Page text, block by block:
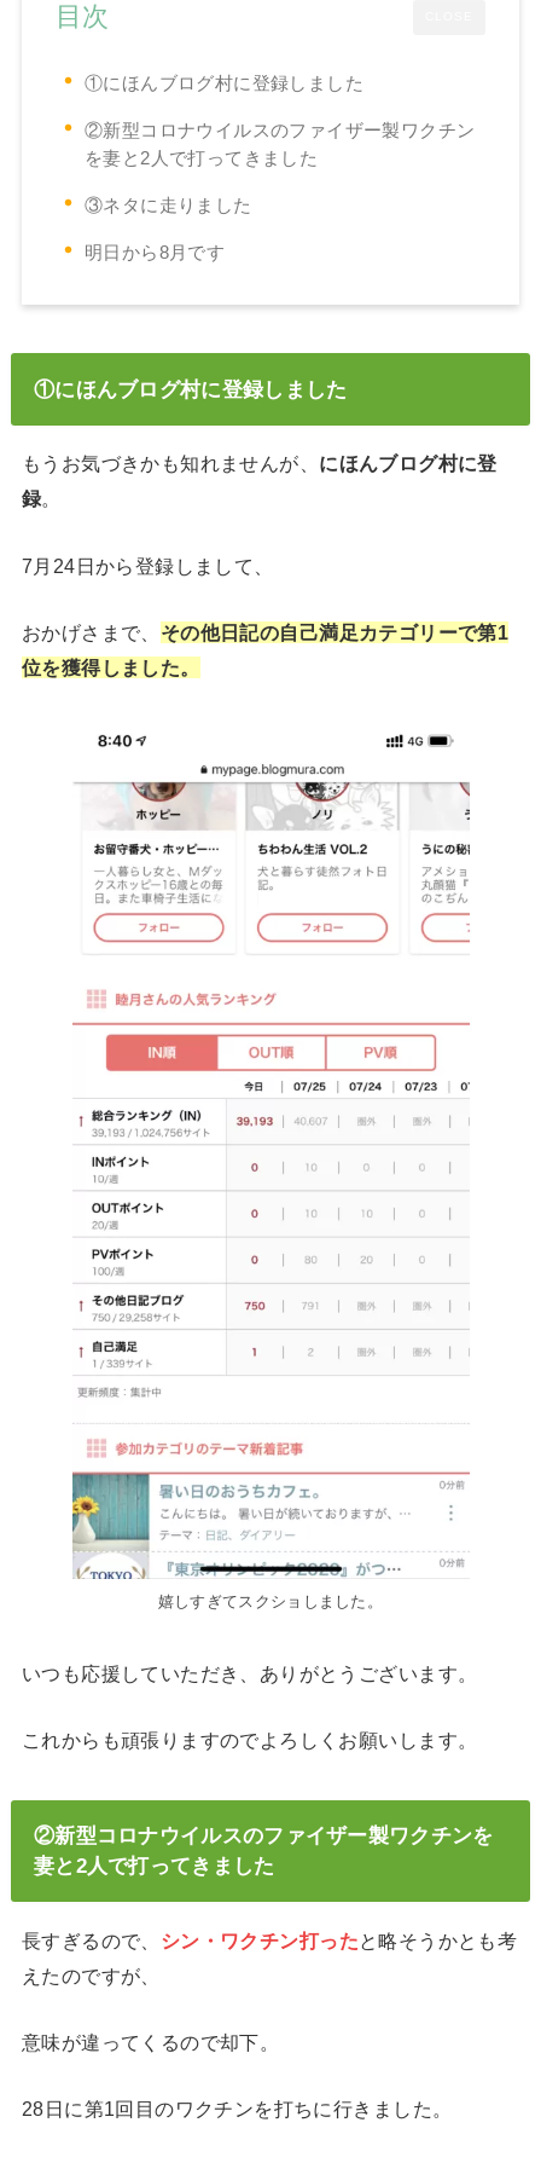
目次
①にほんブログ村に登録しました
②新型コロナウイルスのファイザー製ワクチン
を妻と2人で打ってきました
③ネタに走りました
明日から8月です
①にほんブログ村に登録しました
もうお気づきかも知れませんが、 にほんブログ村に登
録。
7月24日から登録しまして、
おかげさまで、 その他日記の自己満足カテゴリーで第1
位を獲得しました。
嬉しすぎてスクショしました。
いつも応援していただき、ありがとうございます。
これからも頑張りますのでよろしくお願いします。
②新型コロナウイルスのファイザー製ワクチンを
妻と2人で打ってきました
長すぎるので、 シン・ワクチン打ったと略そうかとも考
えたのですが、
意味が違ってくるので却下。
28日に第1回目のワクチンを打ちに行きました。